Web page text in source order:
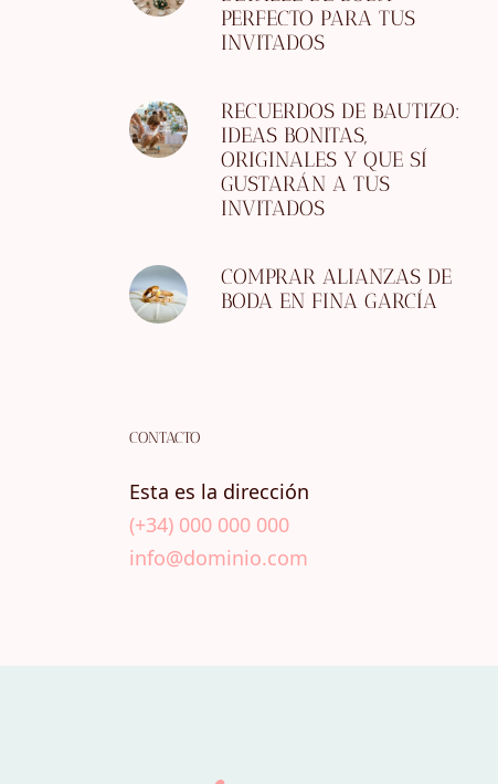
PERFECTO PARA TUS
INVITADOS
RECUERDOS DE BAUTIZO:
IDEAS BONITAS,
ORIGINALES Y QUE SÍ
GUSTARÁN A TUS
INVITADOS
COMPRAR ALIANZAS DE
BODA EN FINA GARCÍA
CONTACTO
Esta es la dirección
(+34) 000 000 000
info@dominio.com